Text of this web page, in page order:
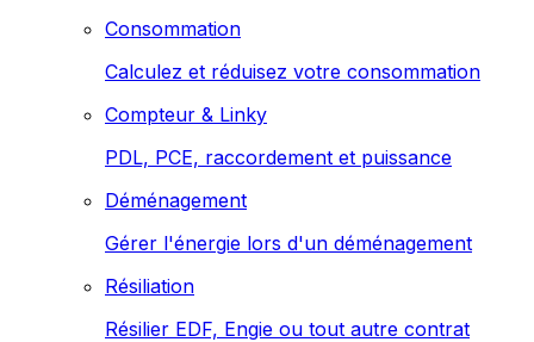
Consommation
Calculez et réduisez votre consommation
Compteur & Linky
PDL, PCE, raccordement et puissance
Déménagement
Gérer l'énergie lors d'un déménagement
Résiliation
Résilier EDF, Engie ou tout autre contrat